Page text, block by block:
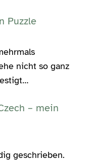
Puzzle
nicht so ganz
– mein
geschrieben.